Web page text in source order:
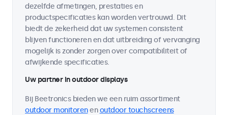
dezelfde afmetingen, prestaties en
productspecificaties kan worden vertrouwd. Dit
biedt de zekerheid dat uw systemen consistent
blijven functioneren en dat uitbreiding of vervanging
mogelijk is zonder zorgen over compatibiliteit of
afwijkende specificaties.
Uw partner in outdoor displays
Bij Beetronics bieden we een ruim assortiment
outdoor monitorenenoutdoor touchscreens